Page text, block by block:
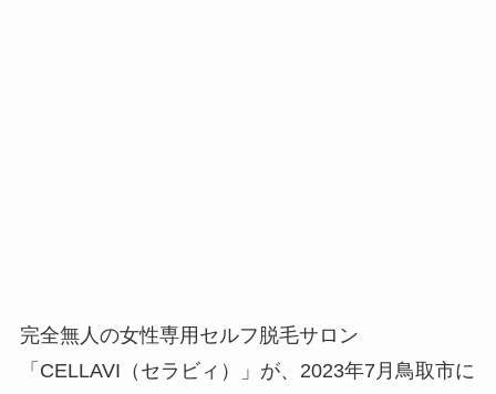
完全無人の女性専用セルフ脱毛サロン
「CELLAVI（セラビィ）」が、2023年7月鳥取市に